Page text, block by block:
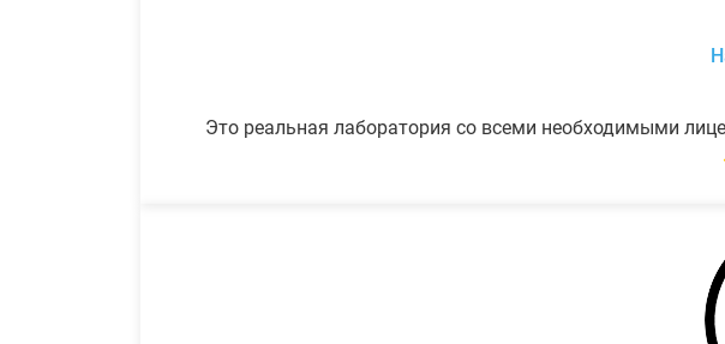
Это реальная лаборатория со всеми необходимыми